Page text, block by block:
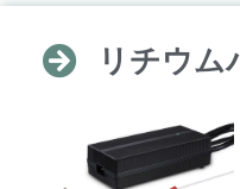
リチウム